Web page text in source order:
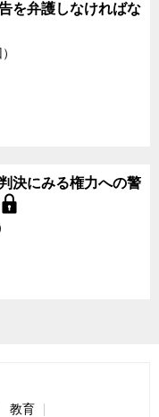
を弁護しなければな
決にみる権力への警
教育